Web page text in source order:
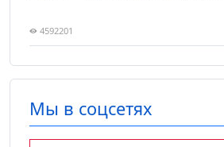
4592201
Мы в соцсетях